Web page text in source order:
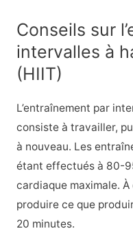
Conseils sur
intervalles à
(HIIT)
L’entraînement par
consiste à travailler,
à nouveau. Les
étant effectués à 80-
cardiaque maximale.
produire ce que
20 minutes.